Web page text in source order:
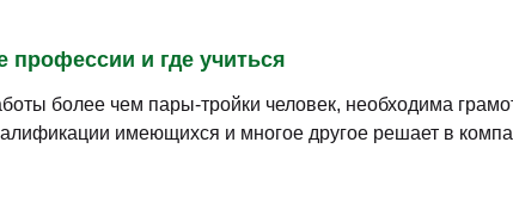
профессии и где учиться
более чем пары-тройки человек, необходима
имеющихся и многое другое решает в